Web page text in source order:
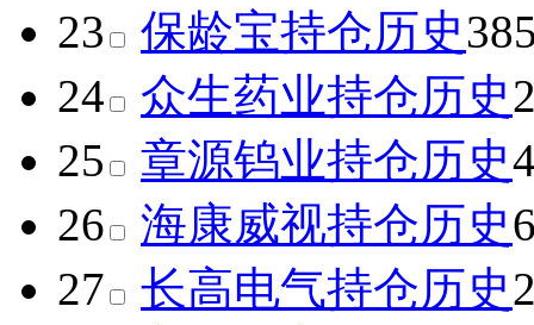
23
保龄宝持仓历史
24
众生药业持仓历史
25
章源钨业持仓历史
26
海康威视持仓历史
27
长高电气持仓历史